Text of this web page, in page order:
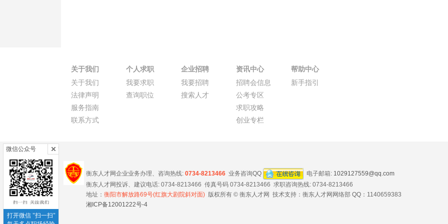
关于我们
关于我们
法律声明
服务指南
联系方式
个人求职
我要求职
查询职位
企业招聘
我要招聘
搜索人才
资讯中心
招聘会信息
公考专区
求职攻略
创业专栏
帮助中心
新手指引
衡东人才网企业业务办理、咨询热线: 0734-8213466 业务咨询QQ 电子邮箱: 1029127559@qq.com
衡东人才网投诉、建议电话: 0734-8213466 传真号码 0734-8213466 求职咨询热线: 0734-8213466
地址： 衡阳市解放路69号(红旗大剧院斜对面) 版权所有 © 衡东人才网 技术支持：衡东人才网网络部 QQ：1140659383
湘ICP备12001222号-4
微信公众号
打开微信 "扫一扫"